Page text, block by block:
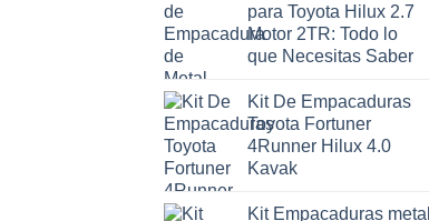
para Toyota Hilux 2.7
Motor 2TR: Todo lo
que Necesitas Saber
Kit De Empacaduras
Toyota Fortuner
4Runner Hilux 4.0
Kavak
Kit Empacaduras metal